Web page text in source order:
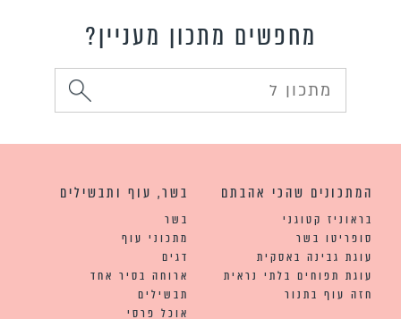
מחפשים מתכון מעניין?
המתכונים שהכי אהבתם
בראוניז קטוגני
סופריטו בשר
עוגת גבינה באסקית
עוגת תפוחים בלתי נראית
חזה עוף בתנור
בשר, עוף ותבשילים
בשר
מתכוני עוף
דגים
ארוחה בסיר אחד
תבשילים
אוכל פרסי